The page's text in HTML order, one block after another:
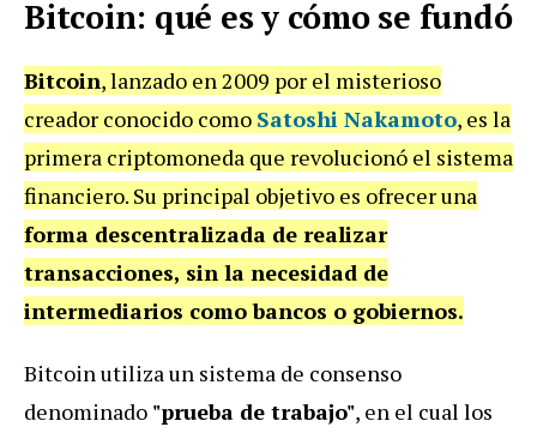
Bitcoin: qué es y cómo se fundó
Bitcoin, lanzado en 2009 por el misterioso
creador conocido como Satoshi Nakamoto, es la
primera criptomoneda que revolucionó el sistema
financiero. Su principal objetivo es ofrecer una
forma descentralizada de realizar
transacciones, sin la necesidad de
intermediarios como bancos o gobiernos.
Bitcoin utiliza un sistema de consenso
denominado "prueba de trabajo", en el cual los